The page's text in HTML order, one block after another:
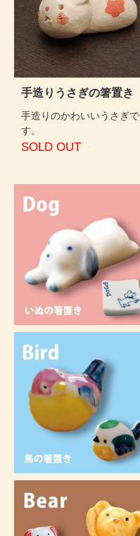
手造りうさぎの箸置き
手造りのかわいいうさぎで
す。
SOLD OUT